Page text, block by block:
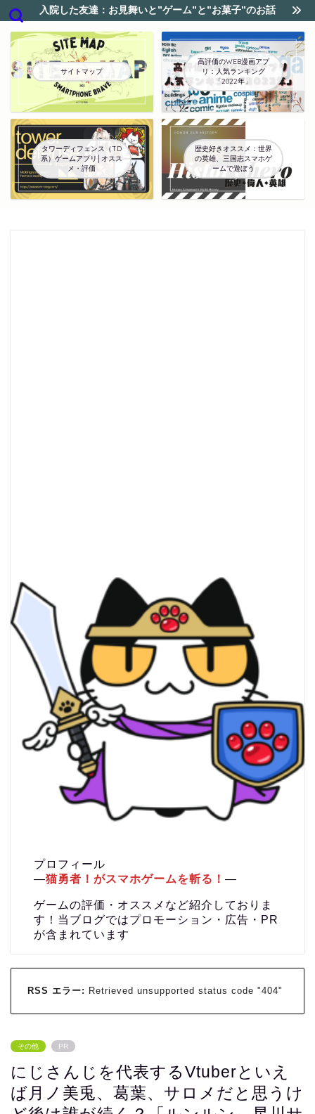
入院した友達：お見舞いと”ゲーム”と”お菓子”のお話
サイトマップ
高評価のWEB漫画アプ
リ：人気ランキング
「2022年」
タワーディフェンス（TD
系）ゲームアプリ│オスス
メ・評価
歴史好きオススメ：世界
の英雄、三国志スマホゲ
ームで遊ぼう
プロフィール
―猫勇者！がスマホゲームを斬る！―
ゲームの評価・オススメなど紹介しておりま
す！当ブログではプロモーション・広告・PR
が含まれています
RSS エラー: Retrieved unsupported status code "404"
その他 PR
にじさんじを代表するVtuberといえ
ば月ノ美兎、葛葉、サロメだと思うけ